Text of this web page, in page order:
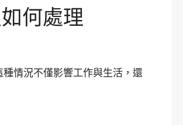
何處理
情況不僅影響工作與生活，還